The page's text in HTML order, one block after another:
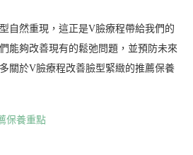
自然重現，這正是V臉療程帶給我們的
能夠改善現有的鬆弛問題，並預防未來
關於V臉療程改善臉型緊緻的推薦保養
保養重點